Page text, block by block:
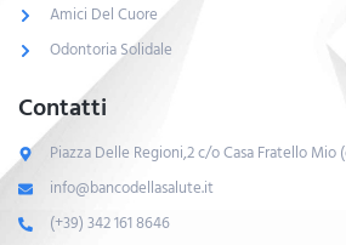
Amici Del Cuore
Odontoria Solidale
Contatti
Piazza Delle Regioni,2 c/o Casa Fratello
info@bancodellasalute.it
(+39) 342 161 8646